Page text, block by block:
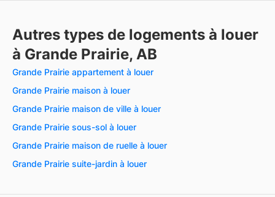
Autres types de logements à louer
à Grande Prairie, AB
Grande Prairie appartement à louer
Grande Prairie maison à louer
Grande Prairie maison de ville à louer
Grande Prairie sous-sol à louer
Grande Prairie maison de ruelle à louer
Grande Prairie suite-jardin à louer